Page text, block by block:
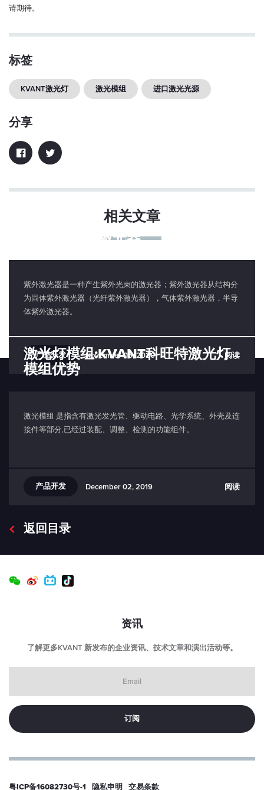
请期待。
标签
KVANT激光灯 激光模组 进口激光光源
分享
相关文章
320nm紫外激光器
紫外激光器是一种产生紫外光束的激光器；紫外激光器从结构分
为固体紫外激光器（光纤紫外激光器），气体紫外激光器，半导
体紫外激光器。
产品开发 November 06, 2020 阅读
激光灯模组:KVANT科旺特激光灯
模组优势
激光模组 是指含有激光发光管、驱动电路、光学系统、外壳及连
接件等部分,已经过装配、调整、检测的功能组件。
产品开发 December 02, 2019 阅读
返回目录
资讯
了解更多KVANT 新发布的企业资讯、技术文章和演出活动等。
粤ICP备16082730号-1 隐私申明 交易条款